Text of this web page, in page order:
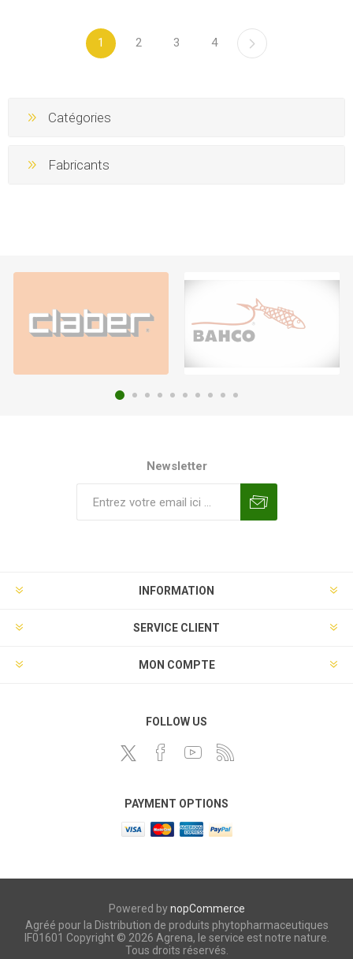
1 2 3 4
Catégories
Fabricants
Newsletter
INFORMATION
SERVICE CLIENT
MON COMPTE
FOLLOW US
PAYMENT OPTIONS
Powered bynopCommerce
Agréé pour la Distribution de produits phytopharmaceutiques
IF01601 Copyright © 2026 Agrena, le service est notre nature.
Tous droits réservés.